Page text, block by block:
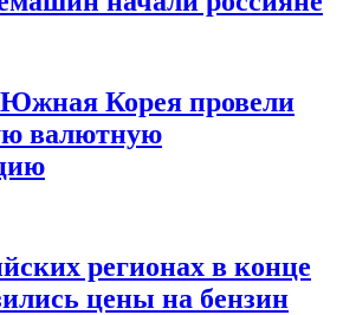
Корея провели
валютную
регионах в конце
цены на бензин